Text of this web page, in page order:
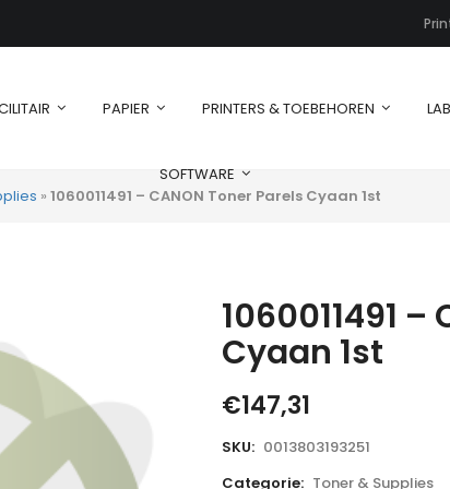
PAPIER PRINTERS & TOEBEHOREN
SOFTWARE
» 1060011491 – CANON Toner Parels Cyaan 1st
1060011491 –
Cyaan 1st
€147,31
SKU: 0013803193251
Categorie: Toner & Supplies